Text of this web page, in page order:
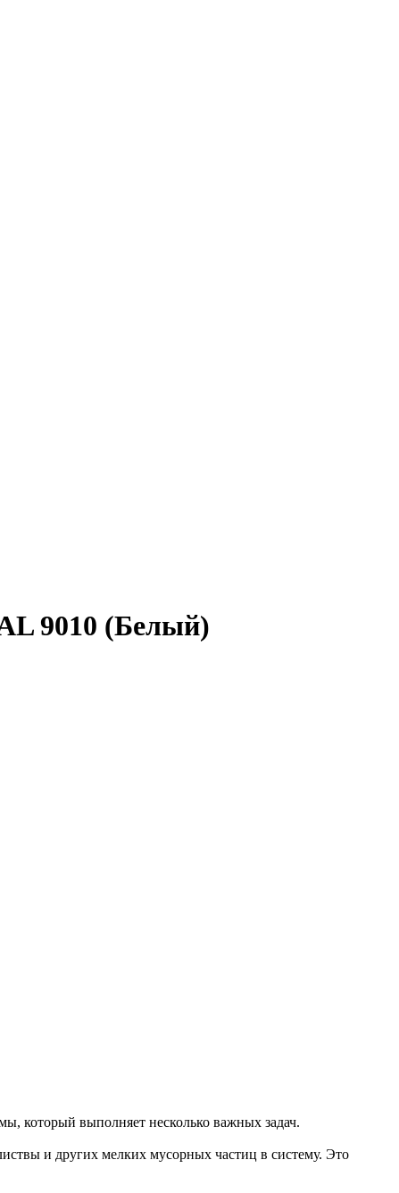
9010 (Белый)
который выполняет несколько важных задач.
и других мелких мусорных частиц в систему. Это